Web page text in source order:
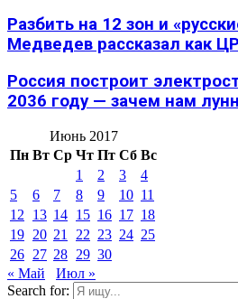
Разбить на 12 зон и
Медведев рассказал как
Россия построит
2036 году — зачем нам
Июнь 2017
Пн Вт Ср Чт Пт Сб Вс
1
2 3
4
5
6 7 8 9 10 11
12
13 14 15 16 17 18
19 20 21 22 23 24 25
26 27 28 29 30
« Май
Июл »
Search for: